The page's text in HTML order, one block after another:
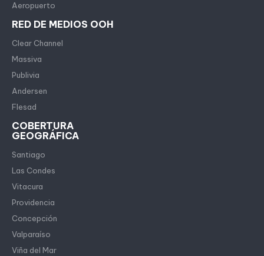
Aeropuerto
RED DE MEDIOS OOH
Clear Channel
Massiva
Publivia
Andersen
Flesad
COBERTURA
GEOGRÁFICA
Santiago
Las Condes
Vitacura
Providencia
Concepción
Valparaíso
Viña del Mar